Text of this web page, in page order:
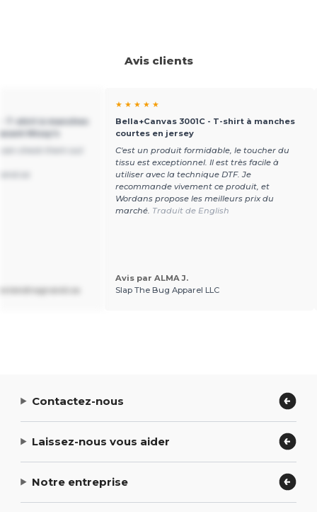
Avis clients
T-shirt à manches
Missy's
★ ★ ★ ★ ★
Bella+Canvas 3001C - T-shirt à manches
courtes en jersey
C'est un produit formidable, le toucher du
tissu est exceptionnel. Il est très facile à
utiliser avec la technique DTF. Je
recommande vivement ce produit, et
Wordans propose les meilleurs prix du
marché. Traduit de English
Avis par ALMA J.
Slap The Bug Apparel LLC
Contactez-nous
Laissez-nous vous aider
Notre entreprise